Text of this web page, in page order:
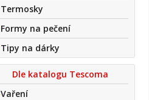
Termosky
Formy na pečení
Tipy na dárky
Dle katalogu Tescoma
Vaření